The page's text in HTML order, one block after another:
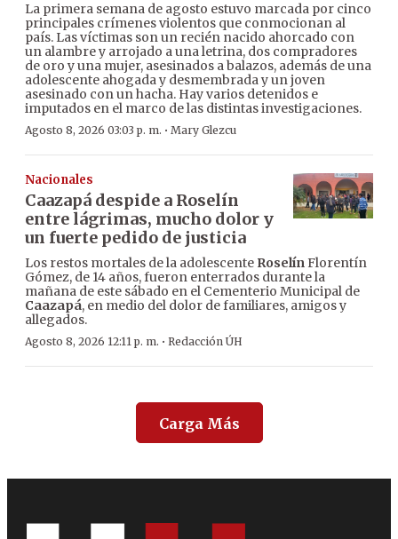
La primera semana de agosto estuvo marcada por cinco
principales crímenes violentos que conmocionan al
país. Las víctimas son un recién nacido ahorcado con
un alambre y arrojado a una letrina, dos compradores
de oro y una mujer, asesinados a balazos, además de una
adolescente ahogada y desmembrada y un joven
asesinado con un hacha. Hay varios detenidos e
imputados en el marco de las distintas investigaciones.
Agosto 8, 2026 03:03 p. m. · Mary Glezcu
Nacionales
Caazapá despide a Roselín
entre lágrimas, mucho dolor y
un fuerte pedido de justicia
Los restos mortales de la adolescente RoselínFlorentín
Gómez, de 14 años, fueron enterrados durante la
mañana de este sábado en el Cementerio Municipal de
Caazapá, en medio del dolor de familiares, amigos y
allegados.
Agosto 8, 2026 12:11 p. m. · Redacción ÚH
Carga Más